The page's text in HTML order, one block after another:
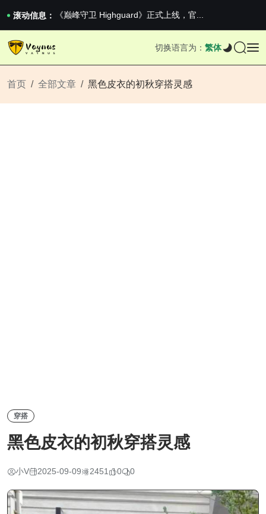
滚动信息：
iPhone 16e 发布，苹果你不要太离谱
2026澳网男单收官：全满贯对上全满亚，德约...
《巅峰守卫 Highguard》正式上线，官...
切换语言为： 繁体
首页 全部文章 黑色皮衣的初秋穿搭灵感
穿搭
黑色皮衣的初秋穿搭灵感
小V 2025-09-09 2451 0 0